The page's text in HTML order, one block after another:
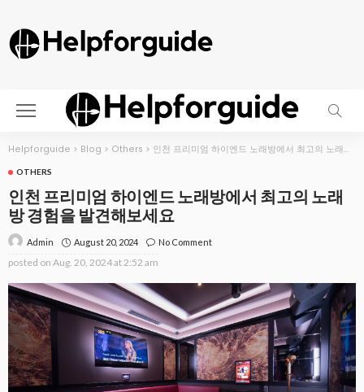
Helpforguide > Blog > Others > 인천 프리미엄 하이엔드 노래방에서 최고의 노래방 경험을 발견해보세요
OTHERS
인천 프리미엄 하이엔드 노래방에서 최고의 노래
방 경험을 발견해보세요
Admin August 20, 2024 No Comment
posted on Aug. 20, 2024 at 2:52 am